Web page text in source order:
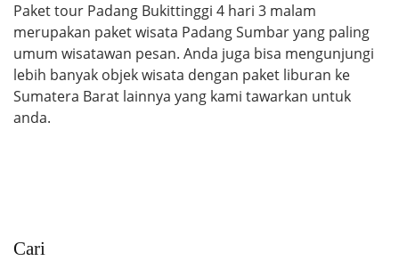
Paket tour Padang Bukittinggi 4 hari 3 malam
merupakan paket wisata Padang Sumbar yang paling
umum wisatawan pesan. Anda juga bisa mengunjungi
lebih banyak objek wisata dengan paket liburan ke
Sumatera Barat lainnya yang kami tawarkan untuk
anda.
Cari